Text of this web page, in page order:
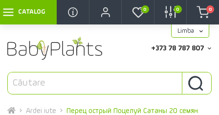
CATALOG
Limba
0 0 0
+373 78 787 807
Ardei iute Перец острый Поцелуй Сатаны 20 семян